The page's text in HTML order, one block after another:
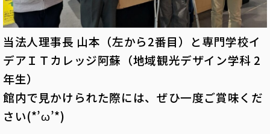
当法人理事長 山本（左から2番目）と専門学校イ
デアＩＴカレッジ阿蘇（地域観光デザイン学科 2
年生）
館内で見かけられた際には、ぜひ一度ご賞味くだ
さい(*’ω’*)